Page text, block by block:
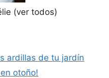
(ver todos)
ardillas de tu jardín
otoño!